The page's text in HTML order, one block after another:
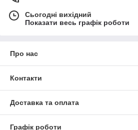
Сьогодні вихідний
Показати весь графік роботи
Про нас
Контакти
Доставка та оплата
Графік роботи